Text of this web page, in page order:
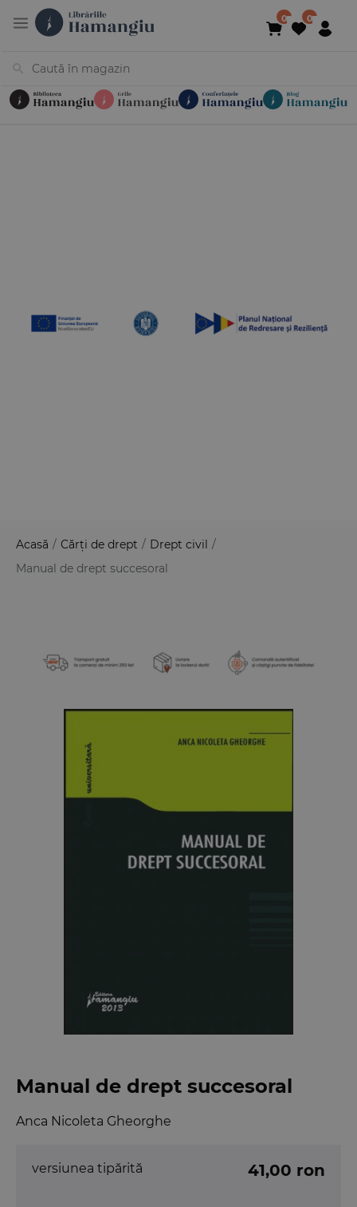
Acasă / Cărți de drept / Drept civil /
Manual de drept succesoral
Manual de drept succesoral
Anca Nicoleta Gheorghe
versiunea tipărită 41,00 ron